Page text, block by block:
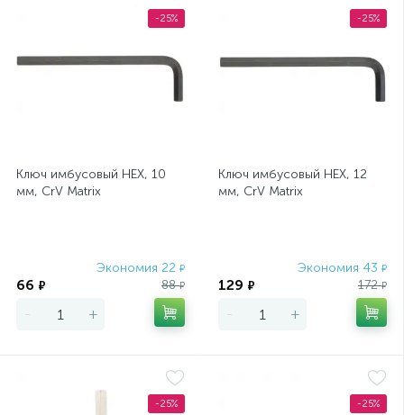
-25%
Ключ имбусовый HEX, 10
мм, CrV Matrix
Экономия 22 ₽
66 ₽ 88₽
- +
-25%
Ключ имбусовый HEX, 12
мм, CrV Matrix
Экономия 43 ₽
129 ₽ 172₽
- +
-25% -25%